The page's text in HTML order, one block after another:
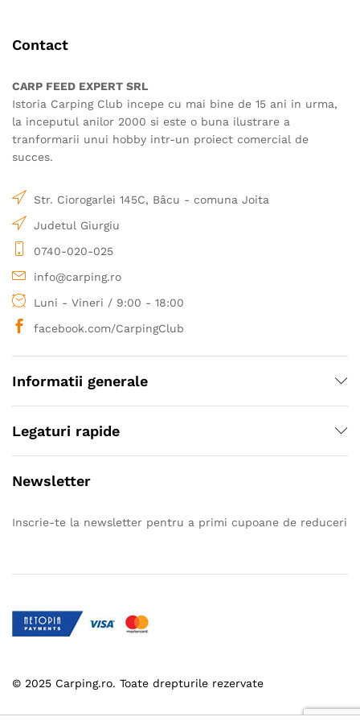
pot
alese
în
pagina
produsului.
produsului.
Contact
CARP FEED EXPERT SRL
Istoria Carping Club incepe cu mai bine de 15 ani in urma,
la inceputul anilor 2000 si este o buna ilustrare a
tranformarii unui hobby intr-un proiect comercial de
succes.
Str. Ciorogarlei 145C, Bâcu - comuna Joita
Judetul Giurgiu
0740-020-025
info@carping.ro
Luni - Vineri / 9:00 - 18:00
facebook.com/CarpingClub
Informatii generale
Legaturi rapide
Newsletter
Inscrie-te la newsletter pentru a primi cupoane de reduceri
© 2025 Carping.ro. Toate drepturile rezervate